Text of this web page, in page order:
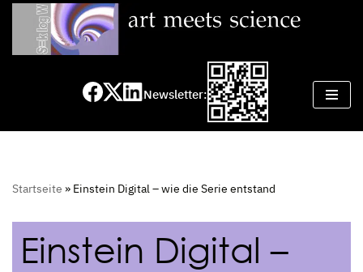
Zum
Newsletter:
Startseite » Einstein Digital – wie die Serie entstand
Einstein Digital –